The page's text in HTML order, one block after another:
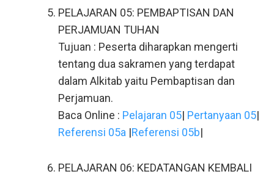
PELAJARAN 05: PEMBAPTISAN DAN
PERJAMUAN TUHAN
Tujuan : Peserta diharapkan mengerti
tentang dua sakramen yang terdapat
dalam Alkitab yaitu Pembaptisan dan
Perjamuan.
Baca Online : Pelajaran 05| Pertanyaan 05|
Referensi 05a |Referensi 05b|
PELAJARAN 06: KEDATANGAN KEMBALI